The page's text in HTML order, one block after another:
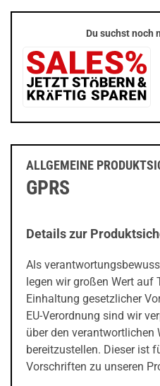
Du suchst noch
ALLGEMEINE
GPRS
Details zur
Als
legen wir großen Wert auf
Einhaltung gesetzlicher
EU-Verordnung sind wir
über den verantwortlichen
bereitzustellen. Dieser ist
Vorschriften zu unseren